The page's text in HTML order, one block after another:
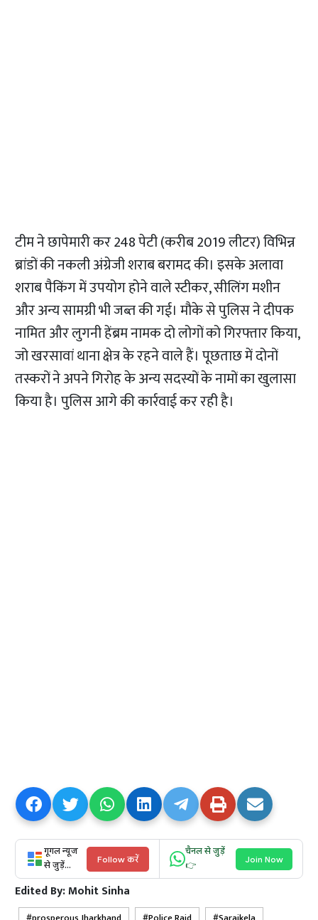
टीम ने छापेमारी कर 248 पेटी (करीब 2019 लीटर) विभिन्न
ब्रांडों की नकली अंग्रेजी शराब बरामद की। इसके अलावा
शराब पैकिंग में उपयोग होने वाले स्टीकर, सीलिंग मशीन
और अन्य सामग्री भी जब्त की गई। मौके से पुलिस ने दीपक
नामित और लुगनी हेंब्रम नामक दो लोगों को गिरफ्तार किया,
जो खरसावां थाना क्षेत्र के रहने वाले हैं। पूछताछ में दोनों
तस्करों ने अपने गिरोह के अन्य सदस्यों के नामों का खुलासा
किया है। पुलिस आगे की कार्रवाई कर रही है।
गूगल न्यूज
से जुड़ें...
Follow करें
चैनल से जुड़ें
👉
Join Now
Edited By:Mohit Sinha